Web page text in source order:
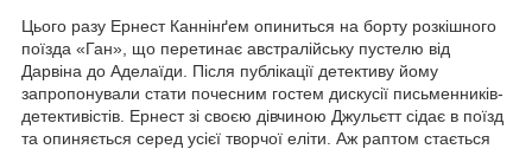
Цього разу Ернест Каннінґем опиниться на борту розкішного
поїзда «Ган», що перетинає австралійську пустелю від
Дарвіна до Аделаїди. Після публікації детективу йому
запропонували стати почесним гостем дискусії письменників-
детективістів. Ернест зі своєю дівчиною Джульєтт сідає в поїзд
та опиняється серед усієї творчої еліти. Аж раптом стається